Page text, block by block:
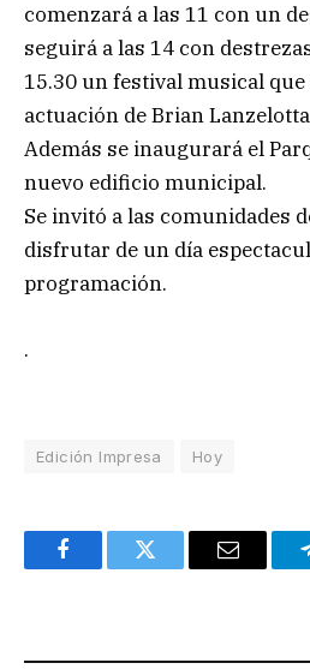
comenzará a las 11 con un
seguirá a las 14 con
15.30 un festival musical
actuación de Brian
Además se inaugurará el
nuevo edificio municipal.
Se invitó a las comunidades
disfrutar de un día
programación.
.
Edición Impresa Hoy
FacebookTwitter Email